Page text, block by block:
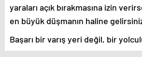
yaraları açık bırakmasına izin
en büyük düşmanın haline
Başarı bir varış yeri değil, bir